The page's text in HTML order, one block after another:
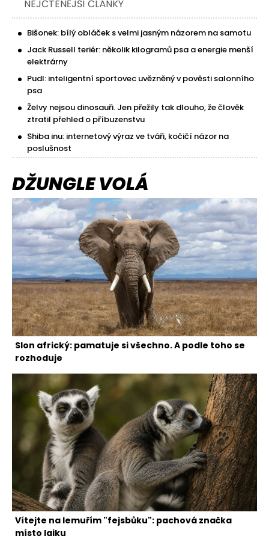
NEJČTENĚJŠÍ ČLÁNKY
Bišonek: bílý obláček s velmi jasným názorem na samotu
Jack Russell teriér: několik kilogramů psa a energie menší
elektrárny
Pudl: inteligentní sportovec uvězněný v pověsti salonního
psa
Želvy nejsou dinosauři. Jen přežily tak dlouho, že člověk
ztratil přehled o příbuzenstvu
Shiba inu: internetový výraz ve tváři, kočičí názor na
poslušnost
DŽUNGLE VOLÁ
Slon africký: pamatuje si všechno. A podle toho se
rozhoduje
Vítejte na lemuřím "fejsbůku": pachová značka
místo lajku